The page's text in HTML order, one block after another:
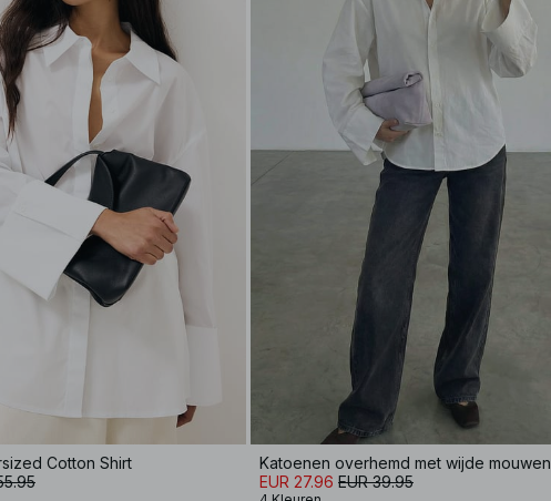
Cotton Shirt
Katoenen overhemd met wijde mouwen
EUR 27.96 EUR 39.95